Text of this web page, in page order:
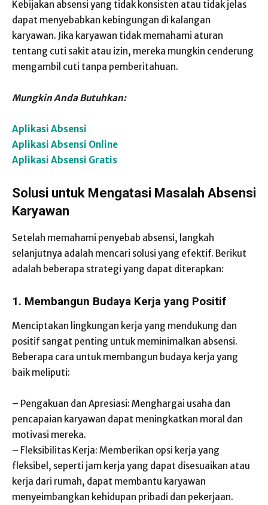
Kebijakan absensi yang tidak konsisten atau tidak jelas
dapat menyebabkan kebingungan di kalangan
karyawan. Jika karyawan tidak memahami aturan
tentang cuti sakit atau izin, mereka mungkin cenderung
mengambil cuti tanpa pemberitahuan.
Mungkin Anda Butuhkan:
Aplikasi Absensi
Aplikasi Absensi Online
Aplikasi Absensi Gratis
Solusi untuk Mengatasi Masalah Absensi
Karyawan
Setelah memahami penyebab absensi, langkah
selanjutnya adalah mencari solusi yang efektif. Berikut
adalah beberapa strategi yang dapat diterapkan:
1. Membangun Budaya Kerja yang Positif
Menciptakan lingkungan kerja yang mendukung dan
positif sangat penting untuk meminimalkan absensi.
Beberapa cara untuk membangun budaya kerja yang
baik meliputi:
– Pengakuan dan Apresiasi: Menghargai usaha dan
pencapaian karyawan dapat meningkatkan moral dan
motivasi mereka.
– Fleksibilitas Kerja: Memberikan opsi kerja yang
fleksibel, seperti jam kerja yang dapat disesuaikan atau
kerja dari rumah, dapat membantu karyawan
menyeimbangkan kehidupan pribadi dan pekerjaan.